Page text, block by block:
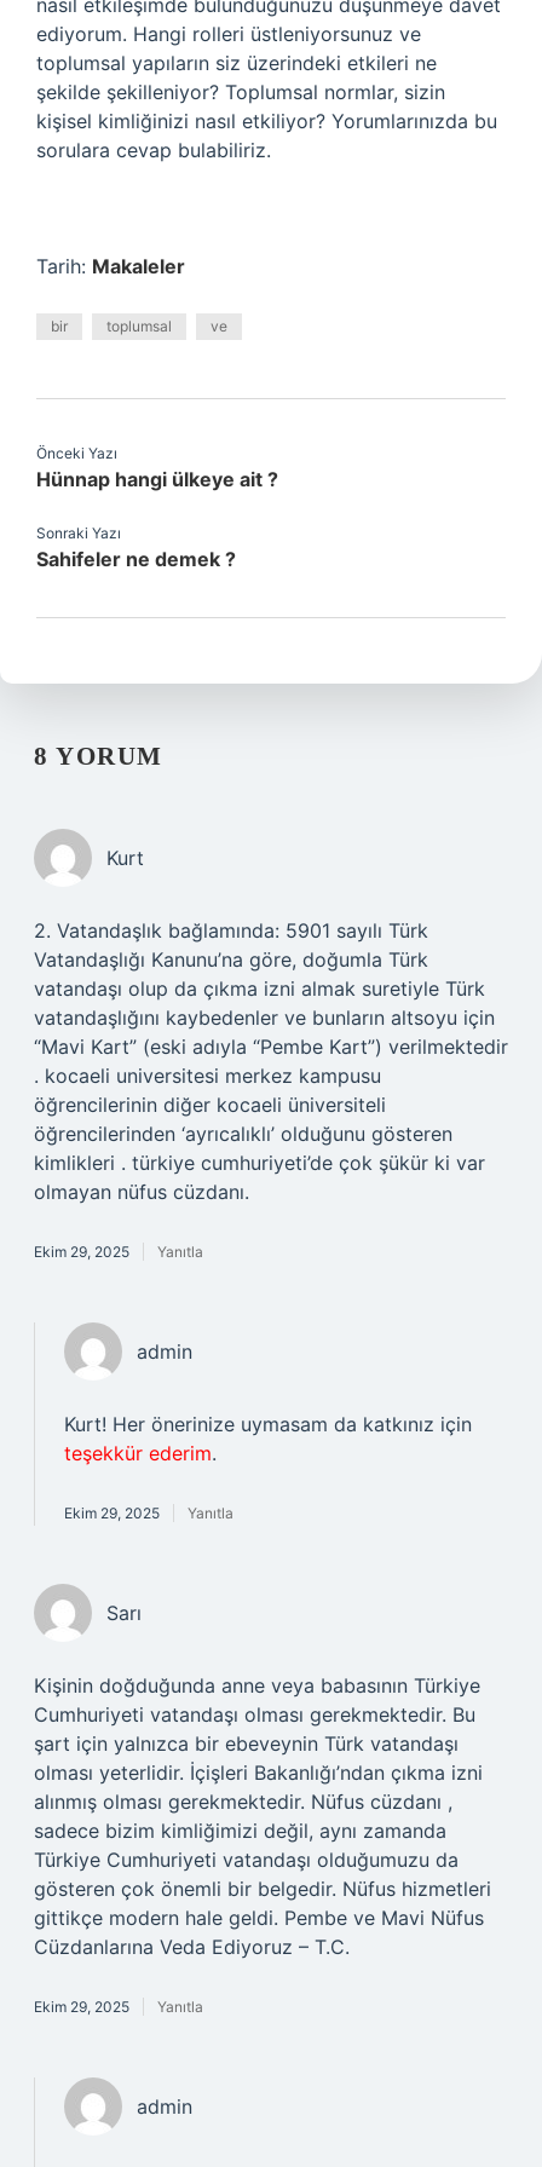
nasıl etkileşimde bulunduğunuzu düşünmeye davet
ediyorum. Hangi rolleri üstleniyorsunuz ve
toplumsal yapıların siz üzerindeki etkileri ne
şekilde şekilleniyor? Toplumsal normlar, sizin
kişisel kimliğinizi nasıl etkiliyor? Yorumlarınızda bu
sorulara cevap bulabiliriz.
Tarih: Makaleler
bir toplumsal ve
Önceki Yazı
Hünnap hangi ülkeye ait ?
Sonraki Yazı
Sahifeler ne demek ?
8 YORUM
Kurt
2. Vatandaşlık bağlamında: 5901 sayılı Türk
Vatandaşlığı Kanunu’na göre, doğumla Türk
vatandaşı olup da çıkma izni almak suretiyle Türk
vatandaşlığını kaybedenler ve bunların altsoyu için
“Mavi Kart” (eski adıyla “Pembe Kart”) verilmektedir
. kocaeli universitesi merkez kampusu
öğrencilerinin diğer kocaeli üniversiteli
öğrencilerinden ‘ayrıcalıklı’ olduğunu gösteren
kimlikleri . türkiye cumhuriyeti’de çok şükür ki var
olmayan nüfus cüzdanı.
Ekim 29, 2025 Yanıtla
admin
Kurt! Her önerinize uymasam da katkınız için
teşekkür ederim.
Ekim 29, 2025 Yanıtla
Sarı
Kişinin doğduğunda anne veya babasının Türkiye
Cumhuriyeti vatandaşı olması gerekmektedir. Bu
şart için yalnızca bir ebeveynin Türk vatandaşı
olması yeterlidir. İçişleri Bakanlığı’ndan çıkma izni
alınmış olması gerekmektedir. Nüfus cüzdanı ,
sadece bizim kimliğimizi değil, aynı zamanda
Türkiye Cumhuriyeti vatandaşı olduğumuzu da
gösteren çok önemli bir belgedir. Nüfus hizmetleri
gittikçe modern hale geldi. Pembe ve Mavi Nüfus
Cüzdanlarına Veda Ediyoruz – T.C.
Ekim 29, 2025 Yanıtla
admin